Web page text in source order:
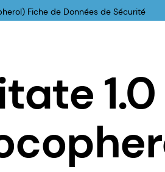
Fiche de Données de Sécurité
1.0